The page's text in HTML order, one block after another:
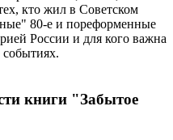
кто жил в Советском
80-е и пореформенные
России и для кого важна
книги "Забытое